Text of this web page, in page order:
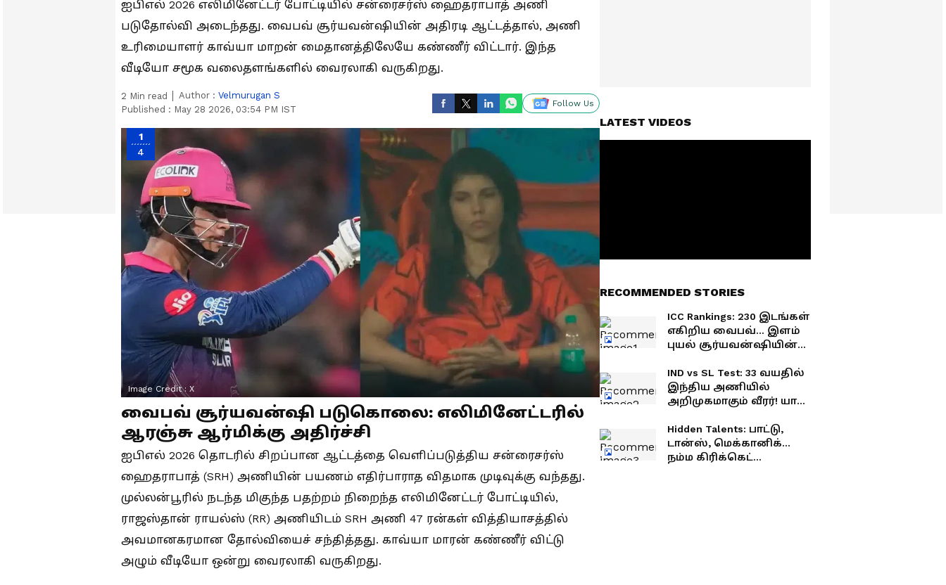
ஐபிஎல் 2026 எலிமினேட்டர் போட்டியில் சன்ரைசர்ஸ் ஹைதராபாத் அணி
படுதோல்வி அடைந்தது. வைபவ் சூர்யவன்ஷியின் அதிரடி ஆட்டத்தால், அணி
உரிமையாளர் காவ்யா மாறன் மைதானத்திலேயே கண்ணீர் விட்டார். இந்த
வீடியோ சமூக வலைதளங்களில் வைரலாகி வருகிறது.
2 Min read Author : Velmurugan S
Published : May 28 2026, 03:54 PM IST
Follow Us
1
4
Image Credit : X
வைபவ் சூர்யவன்ஷி படுகொலை: எலிமினேட்டரில்
ஆரஞ்சு ஆர்மிக்கு அதிர்ச்சி
ஐபிஎல் 2026 தொடரில் சிறப்பான ஆட்டத்தை வெளிப்படுத்திய சன்ரைசர்ஸ்
ஹைதராபாத் (SRH) அணியின் பயணம் எதிர்பாராத விதமாக முடிவுக்கு வந்தது.
முல்லன்பூரில் நடந்த மிகுந்த பதற்றம் நிறைந்த எலிமினேட்டர் போட்டியில்,
ராஜஸ்தான் ராயல்ஸ் (RR) அணியிடம் SRH அணி 47 ரன்கள் வித்தியாசத்தில்
அவமானகரமான தோல்வியைச் சந்தித்தது. காவ்யா மாரன் கண்ணீர் விட்டு
அழும் வீடியோ ஒன்று வைரலாகி வருகிறது.
LATEST VIDEOS
RECOMMENDED STORIES
ICC Rankings: 230 இடங்கள்
எகிறிய வைபவ்... இளம்
புயல் சூர்யவன்ஷியின்
IND vs SL Test: 33 வயதில்
இந்திய அணியில்
அறிமுகமாகும் வீரர்! யார்
பிசிசிஐ தேர்வு செய்தது
ஏன்?
Hidden Talents: பாட்டு,
டான்ஸ், மெக்கானிக்...
நம்ம கிரிக்கெட்